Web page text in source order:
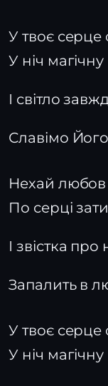
У твоє серце
У ніч
І світло
Славімо
Нехай любов
По серці
І звістка
Запалить в
У твоє серце
У ніч